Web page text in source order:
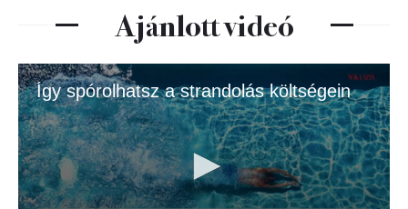
Ajánlott videó
Így spórolhatsz a strandolás költségein